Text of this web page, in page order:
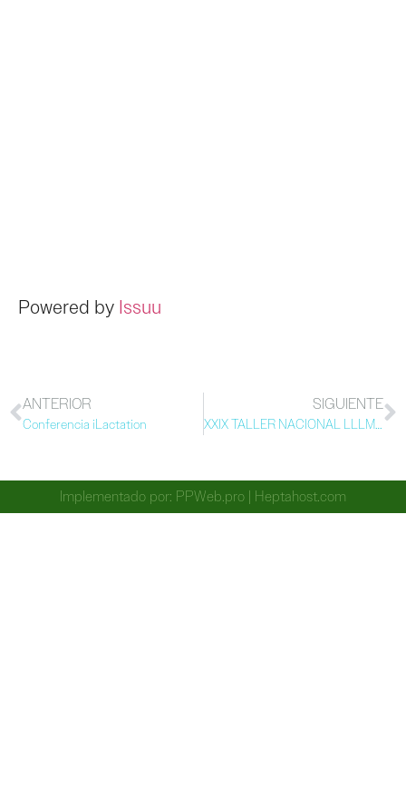
Powered by Issuu
ANTERIOR
Conferencia iLactation
SIGUIENTE
XXIX TALLER NACIONAL LLLMÉX. ”LACTANCIA: VENCIENDO LOS OBSTÁCULOS”
Implementado por: PPWeb.pro | Heptahost.com